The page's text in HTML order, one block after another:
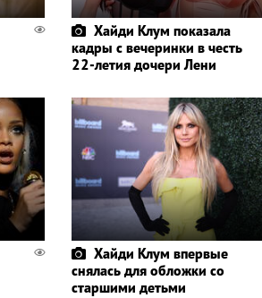
Хайди Клум показала
кадры с вечеринки в честь
22-летия дочери Лени
Хайди Клум впервые
снялась для обложки со
старшими детьми